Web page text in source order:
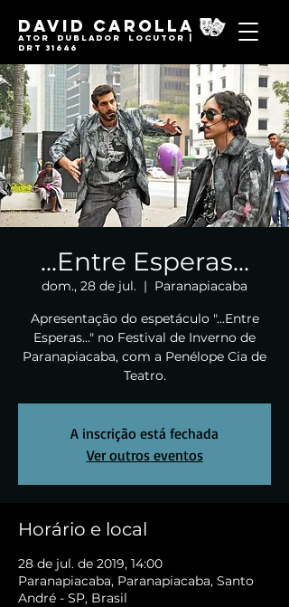
David Carolla
Ator Dublador locutor |
DRT 31646
...Entre Esperas...
dom., 28 de jul.
  |
Paranapiacaba
Apresentação do espetáculo "...Entre
Esperas..." no Festival de Inverno de
Paranapiacaba, com a Penélope Cia de
Teatro.
A inscrição está fechada
Ver outros eventos
Horário e local
28 de jul. de 2019, 14:00
Paranapiacaba, Paranapiacaba, Santo
André - SP, Brasil